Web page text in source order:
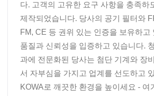
다. 고객의 고유한 요구 사항을 충족하
제작되었습니다. 당사의 공기 필터와
FM, CE 등 권위 있는 인증을 보유하고
품질과 신뢰성을 입증하고 있습니다.
과에 전문화된 당사는 첨단 기계와 장
서 자부심을 가지고 업계를 선도하고
KOWA로 깨끗한 환경을 높이세요 - 여